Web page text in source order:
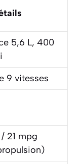
5,6 L, 400
9 vitesses
21 mpg